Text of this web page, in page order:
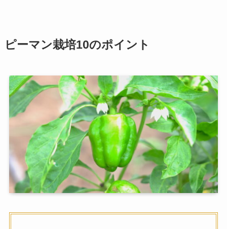
ピーマン栽培10のポイント